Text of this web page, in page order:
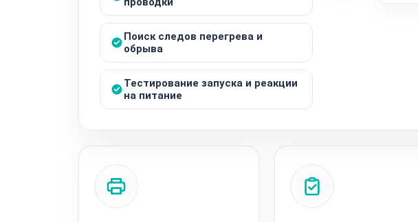
Поиск следов перегрева и
обрыва
Тестирование запуска и реакции
на питание